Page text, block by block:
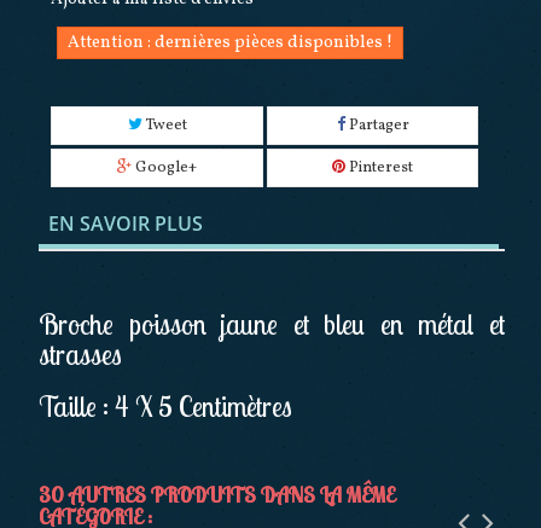
Attention : dernières pièces disponibles !
Tweet
Partager
Google+
Pinterest
EN SAVOIR PLUS
Broche poisson jaune et bleu en métal et
strasses
Taille : 4 X 5 Centimètres
30 AUTRES PRODUITS DANS LA MÊME
CATÉGORIE :